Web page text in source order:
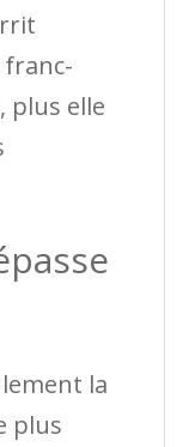
franc-
plus elle
la
plus